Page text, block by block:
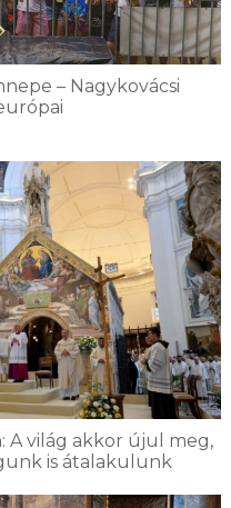
– Nagykovácsi
A világ akkor újul meg,
is átalakulunk